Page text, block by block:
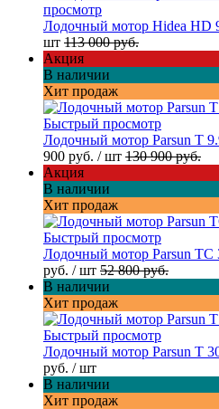
просмотр
Лодочный мотор Hidea HD
шт 113 000 руб.
Акция
В наличии
Хит продаж
Быстрый просмотр
Лодочный мотор Parsun T
900 руб. / шт 130 900 руб.
Акция
В наличии
Хит продаж
Быстрый просмотр
Лодочный мотор Parsun
руб. / шт 52 800 руб.
В наличии
Хит продаж
Быстрый просмотр
Лодочный мотор Parsun T
руб. / шт
В наличии
Хит продаж